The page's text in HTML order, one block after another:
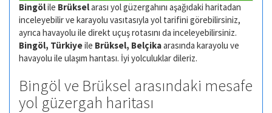
Bingölile Brükselarası yol güzergahını aşağıdaki haritadan
inceleyebilir ve karayolu vasıtasıyla yol tarifini görebilirsiniz,
ayrıca havayolu ile direkt uçuş rotasını da inceleyebilirsiniz.
Bingöl, Türkiyeile Brüksel, Belçikaarasında karayolu ve
havayolu ile ulaşım harıtası. İyi yolculuklar dileriz.
Bingöl ve Brüksel arasındaki mesafe
yol güzergah haritası